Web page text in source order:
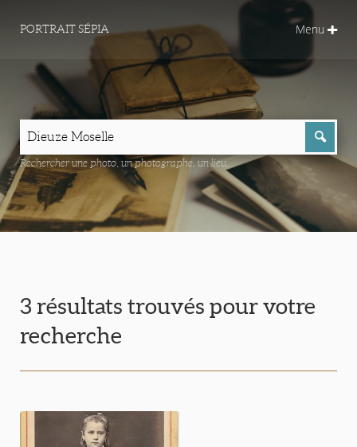
PORTRAIT SÉPIA Menu
Rechercher une photo, un photographe, un lieu...
3 résultats trouvés pour votre
recherche